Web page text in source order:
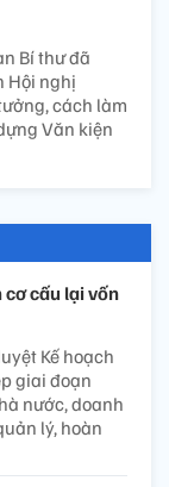
Bí thư đã
Hội nghị
cách làm
Văn kiện
cấu lại vốn
Kế hoạch
giai đoạn
nước, doanh
lý, hoàn